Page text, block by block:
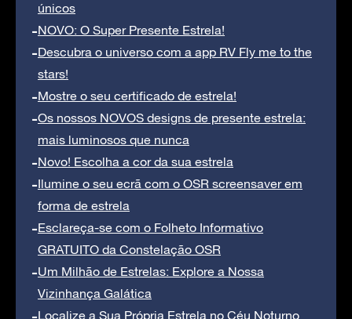
únicos
NOVO: O Super Presente Estrela!
Descubra o universo com a app RV Fly me to the
stars!
Mostre o seu certificado de estrela!
Os nossos NOVOS designs de presente estrela:
mais luminosos que nunca
Novo! Escolha a cor da sua estrela
Ilumine o seu ecrã com o OSR screensaver em
forma de estrela
Esclareça-se com o Folheto Informativo
GRATUITO da Constelação OSR
Um Milhão de Estrelas: Explore a Nossa
Vizinhança Galática
Localize a Sua Própria Estrela no Céu Noturno